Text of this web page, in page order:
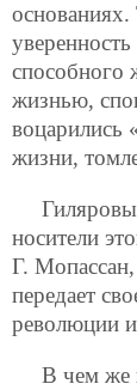
основаниях.
уверенность
способного
жизнью,
воцарились
жизни,
носители
Г.
передает
революции
В чем же